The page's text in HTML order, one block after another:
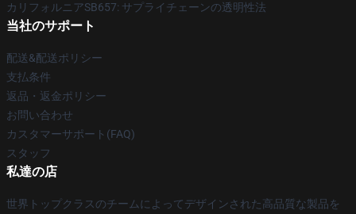
カリフォルニアSB657: サプライチェーンの透明性法
当社のサポート
配送&配送ポリシー
支払条件
返品・返金ポリシー
お問い合わせ
カスタマーサポート(FAQ)
スタッフ
私達の店
世界トップクラスのチームによってデザインされた高品質な製品を